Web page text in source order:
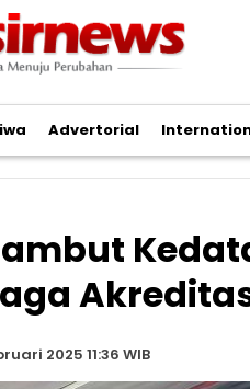
Advertorial
2025 11:36 WIB